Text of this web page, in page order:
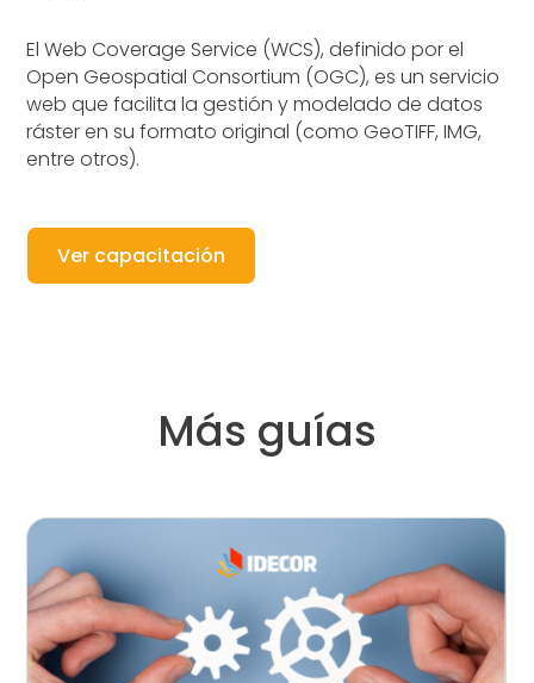
El Web Coverage Service (WCS), definido por el
Open Geospatial Consortium (OGC), es un servicio
web que facilita la gestión y modelado de datos
ráster en su formato original (como GeoTIFF, IMG,
entre otros).
Ver capacitación
Más guías